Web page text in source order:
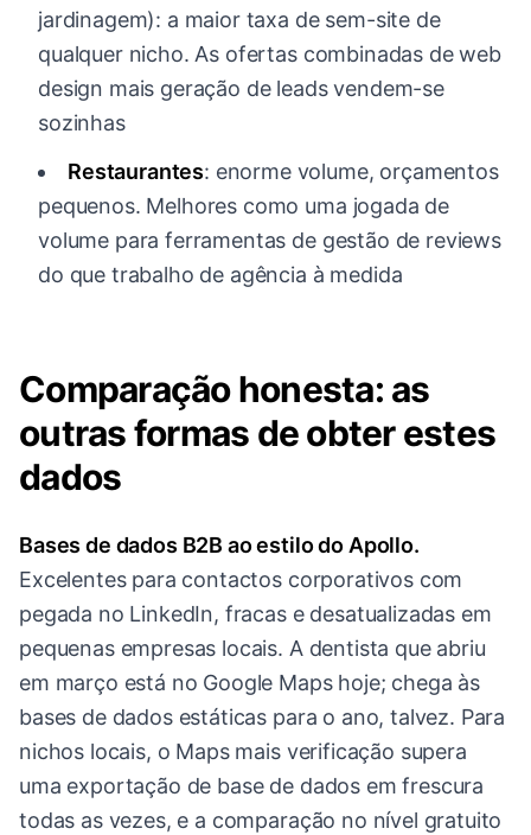
jardinagem): a maior taxa de sem-site de
qualquer nicho. As ofertas combinadas de web
design mais geração de leads vendem-se
sozinhas
Restaurantes: enorme volume, orçamentos
pequenos. Melhores como uma jogada de
volume para ferramentas de gestão de reviews
do que trabalho de agência à medida
Comparação honesta: as
outras formas de obter estes
dados
Bases de dados B2B ao estilo do Apollo.
Excelentes para contactos corporativos com
pegada no LinkedIn, fracas e desatualizadas em
pequenas empresas locais. A dentista que abriu
em março está no Google Maps hoje; chega às
bases de dados estáticas para o ano, talvez. Para
nichos locais, o Maps mais verificação supera
uma exportação de base de dados em frescura
todas as vezes, e a comparação no nível gratuito